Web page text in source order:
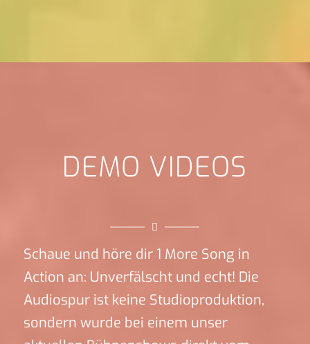
DEMO VIDEOS
Schaue und höre dir 1 More Song in
Action an: Unverfälscht und echt! Die
Audiospur ist keine Studioproduktion,
sondern wurde bei einem unser